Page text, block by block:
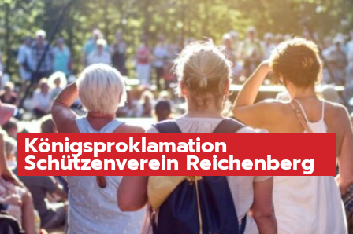
Königsproklamation
Schützenverein Reichenberg